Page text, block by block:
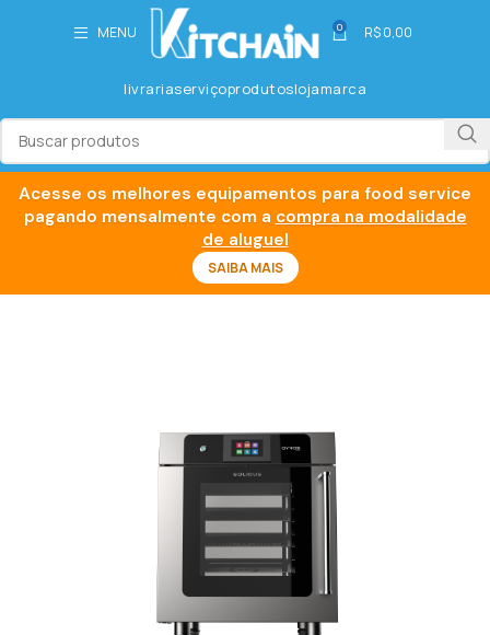
MENU 0 R$0,00
livrariaserviçoprodutoslojamarca
Acesse os melhores equipamentos para food service
pagando mensalmente com a compra na modalidade
de aluguel
SAIBA MAIS